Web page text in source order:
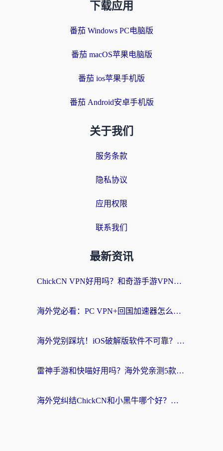
下载应用
番茄 Windows PC电脑版
番茄 macOS苹果电脑版
番茄 ios苹果手机版
番茄 Android安卓手机版
关于我们
服务条款
隐私协议
应用权限
联系我们
最新资讯
ChickCN VPN好用吗？和奇游手游VPN对比哪个回国效果更好？海外党亲测实用指南
海外党必看：PC VPN+回国加速器怎么选？无缝访问国内资源全攻略
海外党别踩坑！iOS破解版软件不可靠？教你选对回国加速器无缝看国内资源
雷神手游和快喵好用吗？海外党亲测5款回国加速器，附斧牛Bling对比+微信视频号解决办法
海外党纠结ChickCN和小黑牛哪个好？一篇帮你选对回国加速器的实用指南